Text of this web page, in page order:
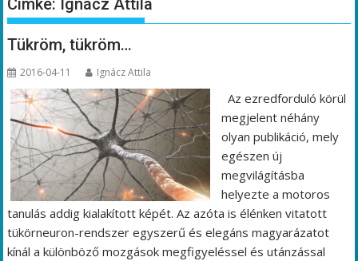
Címke: Ignácz Attila
Tükröm, tükröm…
2016-04-11 Ignácz Attila
Az ezredforduló körül
megjelent néhány
olyan publikáció, mely
egészen új
megvilágításba
helyezte a motoros
tanulás addig kialakított képét. Az azóta is élénken vitatott
tükörneuron-rendszer egyszerű és elegáns magyarázatot
kínál a különböző mozgások megfigyeléssel és utánzással